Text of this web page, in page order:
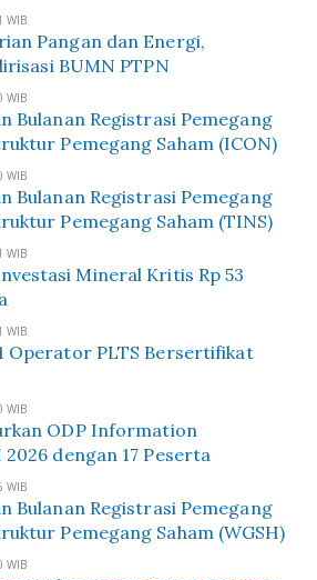
WIB
Pangan dan Energi,
BUMN PTPN
WIB
Bulanan Registrasi Pemegang
Pemegang Saham (ICON)
WIB
Bulanan Registrasi Pemegang
Pemegang Saham (TINS)
WIB
Mineral Kritis Rp 53
WIB
Operator PLTS Bersertifikat
WIB
ODP Information
dengan 17 Peserta
WIB
Bulanan Registrasi Pemegang
Pemegang Saham (WGSH)
WIB